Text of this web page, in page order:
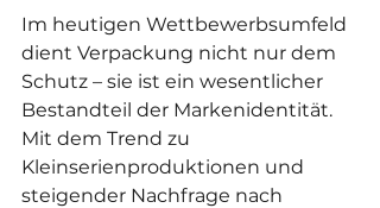
Im heutigen Wettbewerbsumfeld
dient Verpackung nicht nur dem
Schutz – sie ist ein wesentlicher
Bestandteil der Markenidentität.
Mit dem Trend zu
Kleinserienproduktionen und
steigender Nachfrage nach